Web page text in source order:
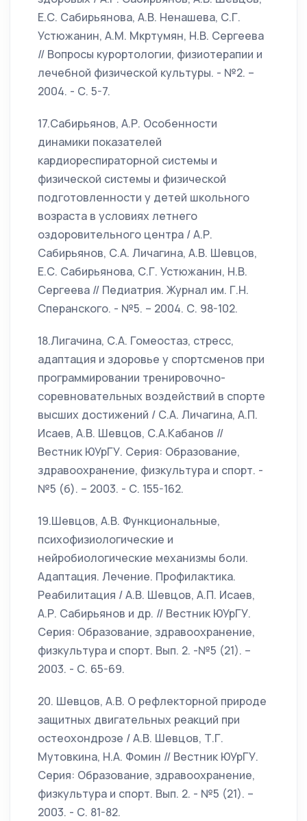
Е.С. Сабирьянова, А.В. Ненашева, С.Г.
Устюжанин, А.М. Мкртумян, Н.В. Сергеева
// Вопросы курортологии, физиотерапии и
лечебной физической культуры. - №2. –
2004. - С. 5-7.
17.Сабирьянов, А.Р. Особенности
динамики показателей
кардиореспираторной системы и
физической системы и физической
подготовленности у детей школьного
возраста в условиях летнего
оздоровительного центра / А.Р.
Сабирьянов, С.А. Личагина, А.В. Шевцов,
Е.С. Сабирьянова, С.Г. Устюжанин, Н.В.
Сергеева // Педиатрия. Журнал им. Г.Н.
Сперанского. - №5. – 2004. С. 98-102.
18.Лигачина, С.А. Гомеостаз, стресс,
адаптация и здоровье у спортсменов при
программировании тренировочно-
соревновательных воздействий в спорте
высших достижений / С.А. Личагина, А.П.
Исаев, А.В. Шевцов, С.А.Кабанов //
Вестник ЮУрГУ. Серия: Образование,
здравоохранение, физкультура и спорт. -
№5 (б). – 2003. - С. 155-162.
19.Шевцов, А.В. Функциональные,
психофизиологические и
нейробиологические механизмы боли.
Адаптация. Лечение. Профилактика.
Реабилитация / А.В. Шевцов, А.П. Исаев,
А.Р. Сабирьянов и др. // Вестник ЮУрГУ.
Серия: Образование, здравоохранение,
физкультура и спорт. Вып. 2. -№5 (21). –
2003. - С. 65-69.
20. Шевцов, А.В. О рефлекторной природе
защитных двигательных реакций при
остеохондрозе / А.В. Шевцов, Т.Г.
Мутовкина, Н.А. Фомин // Вестник ЮУрГУ.
Серия: Образование, здравоохранение,
физкультура и спорт. Вып. 2. - №5 (21). –
2003. - С. 81-82.